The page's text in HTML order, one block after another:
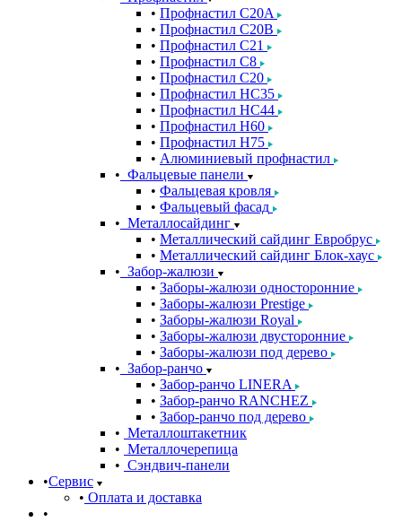
Профнастил С20A
Профнастил С20B
Профнастил С21
Профнастил С8
Профнастил С20
Профнастил НС35
Профнастил НС44
Профнастил Н60
Профнастил Н75
Алюминиевый профнастил
Фальцевые панели
Фальцевая кровля
Фальцевый фасад
Металлосайдинг
Металлический сайдинг Евробрус
Металлический сайдинг Блок-хаус
Забор-жалюзи
Заборы-жалюзи односторонние
Заборы-жалюзи Prestige
Заборы-жалюзи Royal
Заборы-жалюзи двусторонние
Заборы-жалюзи под дерево
Забор-ранчо
Забор-ранчо LINERA
Забор-ранчо RANCHEZ
Забор-ранчо под дерево
Металлоштакетник
Металлочерепица
Сэндвич-панели
Сервис
Оплата и доставка